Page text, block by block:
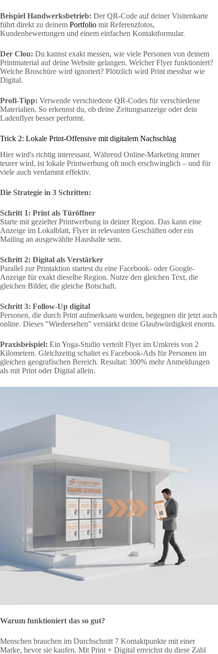
Beispiel Handwerksbetrieb: Der QR-Code auf deiner Visitenkarte
führt direkt zu deinem Portfolio mit Referenzfotos,
Kundenbewertungen und einem einfachen Kontaktformular.
Der Clou: Du kannst exakt messen, wie viele Personen von deinem
Printmaterial auf deine Website gelangen. Welcher Flyer funktioniert?
Welche Broschüre wird ignoriert? Plötzlich wird Print messbar wie
Digital.
Profi-Tipp: Verwende verschiedene QR-Codes für verschiedene
Materialien. So erkennst du, ob deine Zeitungsanzeige oder dein
Ladenflyer besser performt.
Trick 2: Lokale Print-Offensive mit digitalem Nachschlag
Hier wird's richtig interessant. Während Online-Marketing immer
teurer wird, ist lokale Printwerbung oft noch erschwinglich – und für
viele auch verdammt effektiv.
Die Strategie in 3 Schritten:
Schritt 1: Print als Türöffner
Starte mit gezielter Printwerbung in deiner Region. Das kann eine
Anzeige im Lokalblatt, Flyer in relevanten Geschäften oder ein
Mailing an ausgewählte Haushalte sein.
Schritt 2: Digital als Verstärker
Parallel zur Printaktion startest du eine Facebook- oder Google-
Anzeige für exakt dieselbe Region. Nutze den gleichen Text, die
gleichen Bilder, die gleiche Botschaft.
Schritt 3: Follow-Up digital
Personen, die durch Print aufmerksam wurden, begegnen dir jetzt auch
online. Dieses "Wiedersehen" verstärkt deine Glaubwürdigkeit enorm.
Praxisbeispiel: Ein Yoga-Studio verteilt Flyer im Umkreis von 2
Kilometern. Gleichzeitig schaltet es Facebook-Ads für Personen im
gleichen geografischen Bereich. Resultat: 300% mehr Anmeldungen
als mit Print oder Digital allein.
Warum funktioniert das so gut?
Menschen brauchen im Durchschnitt 7 Kontaktpunkte mit einer
Marke, bevor sie kaufen. Mit Print + Digital erreichst du diese Zahl